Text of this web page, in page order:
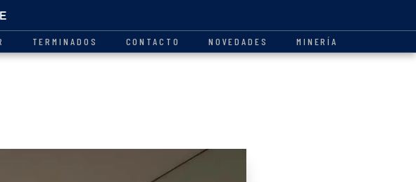
TERMINADOS CONTACTO NOVEDADES MINERÍA